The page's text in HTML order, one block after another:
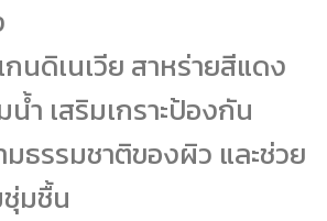
นดิเนเวีย สาหร่ายสีแดง
ำ เสริมเกราะป้องกัน
ธรรมชาติของผิว และช่วย
มชื้น